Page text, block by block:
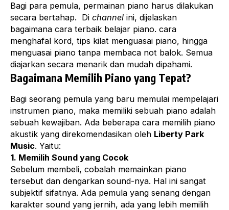
Bagi para pemula, permainan piano harus dilakukan
secara bertahap. Di channel ini, dijelaskan
bagaimana cara terbaik belajar piano. cara
menghafal kord, tips kilat menguasai piano, hingga
menguasai piano tanpa membaca not balok. Semua
diajarkan secara menarik dan mudah dipahami.
Bagaimana Memilih Piano yang Tepat?
Bagi seorang pemula yang baru memulai mempelajari
instrumen piano, maka memiliki sebuah piano adalah
sebuah kewajiban. Ada beberapa cara memilih piano
akustik yang direkomendasikan oleh Liberty Park
Music. Yaitu:
1. Memilih Sound yang Cocok
Sebelum membeli, cobalah memainkan piano
tersebut dan dengarkan sound-nya. Hal ini sangat
subjektif sifatnya. Ada pemula yang senang dengan
karakter sound yang jernih, ada yang lebih memilih